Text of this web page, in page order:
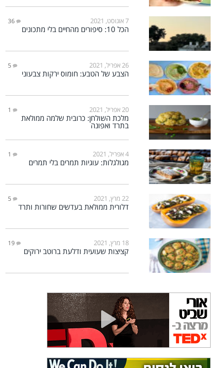
7 אוגוסט, 2021 36
הכל 10: סיפורים מהחיים בלי מתכונים
26 אפריל, 2021 5
הצבע של הטבע: חומוס ירקות צבעוני
20 אפריל, 2021 1
מלכת השולחן: כרובית שלמה ממולאת
בתרד ואפונה
4 אפריל, 2021 1
מגולגלות: עוגיות תמרים בלי תמרים
22 מרץ, 2021 5
דלורית ממולאת בעדשים שחורות ותרד
18 מרץ, 2021 19
קציצות שעועית ודלעת ברוטב ירוקים